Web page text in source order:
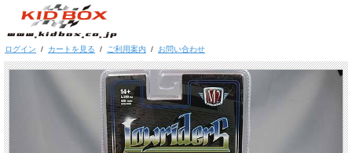
ログイン / カートを見る / ご利用案内 / お問い合わせ